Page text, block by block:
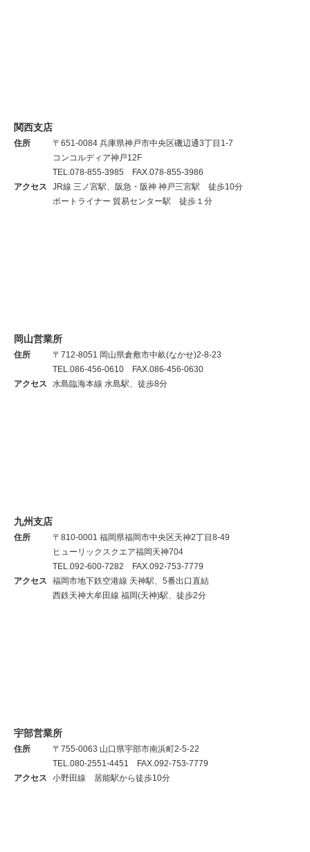
関西支店
住所
〒651-0084 兵庫県神戸市中央区磯辺通3丁目1-7
コンコルディア神戸12F
TEL.078-855-3985 FAX.078-855-3986
アクセス
JR線 三ノ宮駅、阪急・阪神 神戸三宮駅 徒歩10分
ポートライナー 貿易センター駅 徒歩１分
岡山営業所
住所
〒712-8051 岡山県倉敷市中畝(なかせ)2-8-23
TEL.086-456-0610 FAX.086-456-0630
アクセス
水島臨海本線 水島駅、徒歩8分
九州支店
住所
〒810-0001 福岡県福岡市中央区天神2丁目8-49
ヒューリックスクエア福岡天神704
TEL.092-600-7282 FAX.092-753-7779
アクセス
福岡市地下鉄空港線 天神駅、5番出口直結
西鉄天神大牟田線 福岡(天神)駅、徒歩2分
宇部営業所
住所
〒755-0063 山口県宇部市南浜町2-5-22
TEL.080-2551-4451 FAX.092-753-7779
アクセス
小野田線 居能駅から徒歩10分